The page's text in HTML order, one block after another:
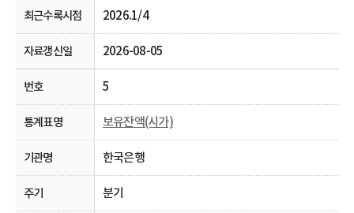
2026.1/4
2026-08-05
5
보유잔액(시가)
한국은행
분기